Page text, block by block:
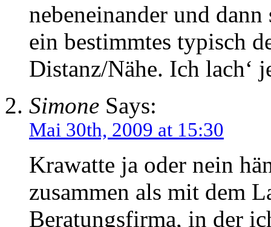
nebeneinander und dann
ein bestimmtes typisch
Distanz/Nähe. Ich lach‘
Simone Says:
Mai 30th, 2009 at 15:30
Krawatte ja oder nein
zusammen als mit dem
Beratungsfirma, in der